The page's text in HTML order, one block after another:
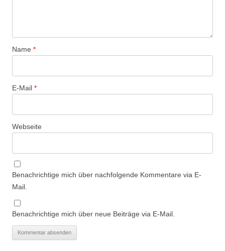
Name *
E-Mail *
Webseite
Benachrichtige mich über nachfolgende Kommentare via E-
Mail.
Benachrichtige mich über neue Beiträge via E-Mail.